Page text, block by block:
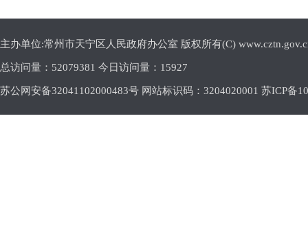
主办单位:常州市天宁区人民政府办公室 版权所有(C)
总访问量： 52079381 今日访问量： 15927
苏公网安备32041102000483号 网站标识码：3204020001 苏ICP备